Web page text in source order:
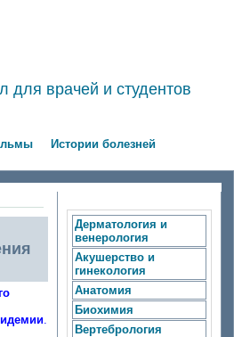
для врачей и студентов
Истории болезней
.
Дерматология и
венерология
Акушерство и
гинекология
Анатомия
Биохимия
Вертебрология